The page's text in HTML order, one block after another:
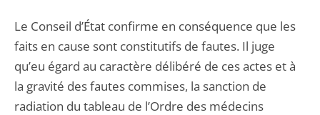
Le Conseil d’État confirme en conséquence que les
faits en cause sont constitutifs de fautes. Il juge
qu’eu égard au caractère délibéré de ces actes et à
la gravité des fautes commises, la sanction de
radiation du tableau de l’Ordre des médecins